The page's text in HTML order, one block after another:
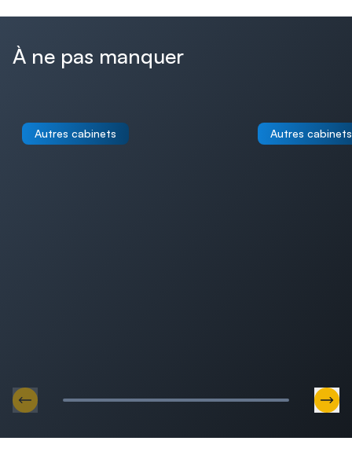
À ne pas manquer
Autres cabinets Autres cabinets
Aller au slide précédent